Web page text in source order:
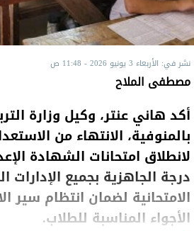
نشر في: الأربعاء 3 يونيو 2026 - 11:48 ص
مصطفى الملاح
أكد هاني عنتر، وكيل وزارة
بالمنوفية، الانتهاء من
لانطلاق امتحانات الشهادة
درجة الجاهزية بجميع الإدارات
الامتحانية لضمان انتظام سير
الأجواء المناسبة للطلاب.